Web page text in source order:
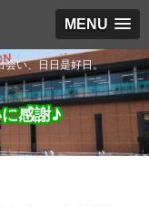
MENU
会い、日日是好日。
感謝♪